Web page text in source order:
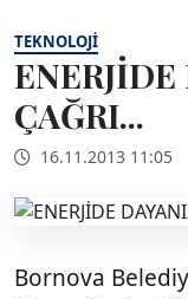
TEKNOLOJI
ENERJİDE
ÇAĞRI...
16.11.2013 11:05
Bornova